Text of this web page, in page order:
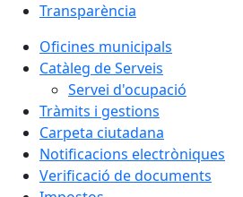
Transparència
Oficines municipals
Catàleg de Serveis
Servei d'ocupació
Tràmits i gestions
Carpeta ciutadana
Notificacions electròniques
Verificació de documents